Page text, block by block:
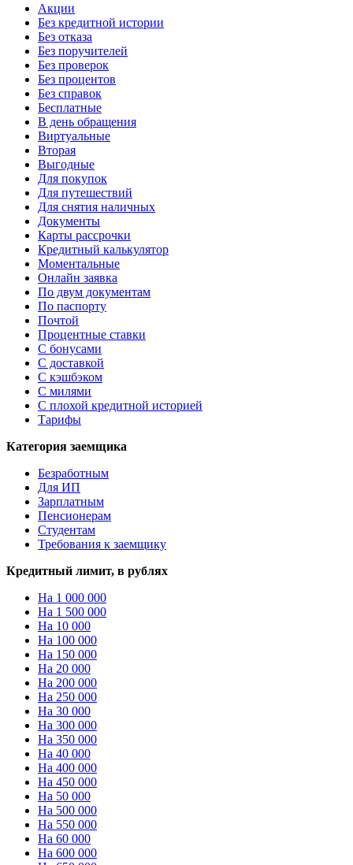
Акции
Без кредитной истории
Без отказа
Без поручителей
Без проверок
Без процентов
Без справок
Бесплатные
В день обращения
Виртуальные
Вторая
Выгодные
Для покупок
Для путешествий
Для снятия наличных
Документы
Карты рассрочки
Кредитный калькулятор
Моментальные
Онлайн заявка
По двум документам
По паспорту
Почтой
Процентные ставки
С бонусами
С доставкой
С кэшбэком
С милями
С плохой кредитной историей
Тарифы
Категория заемщика
Безработным
Для ИП
Зарплатным
Пенсионерам
Студентам
Требования к заемщику
Кредитный лимит, в рублях
На 1 000 000
На 1 500 000
На 10 000
На 100 000
На 150 000
На 20 000
На 200 000
На 250 000
На 30 000
На 300 000
На 350 000
На 40 000
На 400 000
На 450 000
На 50 000
На 500 000
На 550 000
На 60 000
На 600 000